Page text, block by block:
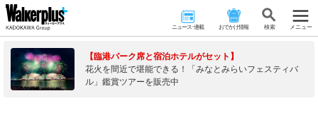
ニュース･連載 おでかけ情報 検 索 メニュー
【臨港パーク席と宿泊ホテルがセット】
花火を間近で堪能できる！「みなとみらいフェスティバ
ル」鑑賞ツアーを販売中